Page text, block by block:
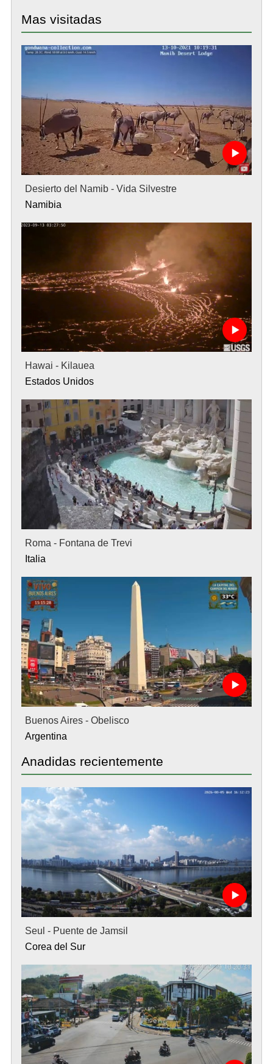
Mas visitadas
Desierto del Namib - Vida Silvestre
Namibia
Hawai - Kilauea
Estados Unidos
Roma - Fontana de Trevi
Italia
Buenos Aires - Obelisco
Argentina
Anadidas recientemente
Seul - Puente de Jamsil
Corea del Sur